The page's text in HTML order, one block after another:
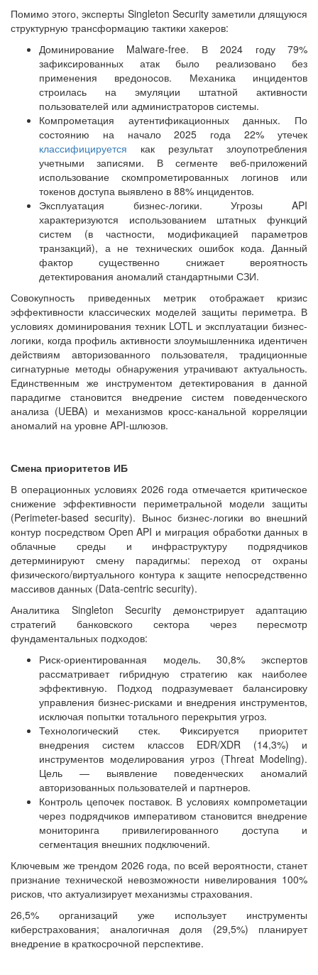
Помимо этого, эксперты Singleton Security заметили длящуюся
структурную трансформацию тактики хакеров:
Доминирование Malware-free. В 2024 году 79%
зафиксированных атак было реализовано без
применения вредоносов. Механика инцидентов
строилась на эмуляции штатной активности
пользователей или администраторов системы.
Компрометация аутентификационных данных. По
состоянию на начало 2025 года 22% утечек
классифицируется как результат злоупотребления
учетными записями. В сегменте веб-приложений
использование скомпрометированных логинов или
токенов доступа выявлено в 88% инцидентов.
Эксплуатация бизнес-логики. Угрозы API
характеризуются использованием штатных функций
систем (в частности, модификацией параметров
транзакций), а не технических ошибок кода. Данный
фактор существенно снижает вероятность
детектирования аномалий стандартными СЗИ.
Совокупность приведенных метрик отображает кризис
эффективности классических моделей защиты периметра. В
условиях доминирования техник LOTL и эксплуатации бизнес-
логики, когда профиль активности злоумышленника идентичен
действиям авторизованного пользователя, традиционные
сигнатурные методы обнаружения утрачивают актуальность.
Единственным же инструментом детектирования в данной
парадигме становится внедрение систем поведенческого
анализа (UEBA) и механизмов кросс-канальной корреляции
аномалий на уровне API-шлюзов.
Смена приоритетов ИБ
В операционных условиях 2026 года отмечается критическое
снижение эффективности периметральной модели защиты
(Perimeter-based security). Вынос бизнес-логики во внешний
контур посредством Open API и миграция обработки данных в
облачные среды и инфраструктуру подрядчиков
детерминируют смену парадигмы: переход от охраны
физического/виртуального контура к защите непосредственно
массивов данных (Data-centric security).
Аналитика Singleton Security демонстрирует адаптацию
стратегий банковского сектора через пересмотр
фундаментальных подходов:
Риск-ориентированная модель. 30,8% экспертов
рассматривает гибридную стратегию как наиболее
эффективную. Подход подразумевает балансировку
управления бизнес-рисками и внедрения инструментов,
исключая попытки тотального перекрытия угроз.
Технологический стек. Фиксируется приоритет
внедрения систем классов EDR/XDR (14,3%) и
инструментов моделирования угроз (Threat Modeling).
Цель — выявление поведенческих аномалий
авторизованных пользователей и партнеров.
Контроль цепочек поставок. В условиях компрометации
через подрядчиков императивом становится внедрение
мониторинга привилегированного доступа и
сегментация внешних подключений.
Ключевым же трендом 2026 года, по всей вероятности, станет
признание технической невозможности нивелирования 100%
рисков, что актуализирует механизмы страхования.
26,5% организаций уже использует инструменты
киберстрахования; аналогичная доля (29,5%) планирует
внедрение в краткосрочной перспективе.